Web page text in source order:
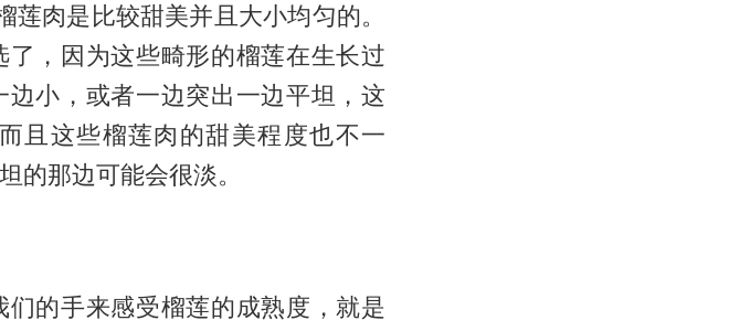
肉是比较甜美并且大小均匀的。
，因为这些畸形的榴莲在生长过
小，或者一边突出一边平坦，这
且这些榴莲肉的甜美程度也不一
的那边可能会很淡。
的手来感受榴莲的成熟度，就是